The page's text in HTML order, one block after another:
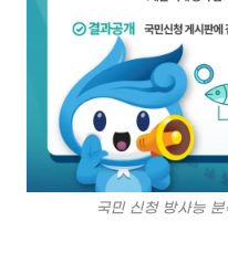
국민 신청 방사능